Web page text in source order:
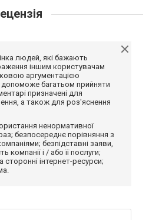
людей, які бажають
іншим користувачам
аргументацією
допоможе багатьом прийняти
призначені для
а також для роз'яснення
ненормативної
безпосереднє порівняння з
безпідставні заяви,
компанії і / або її послуги;
інтернет-ресурси;